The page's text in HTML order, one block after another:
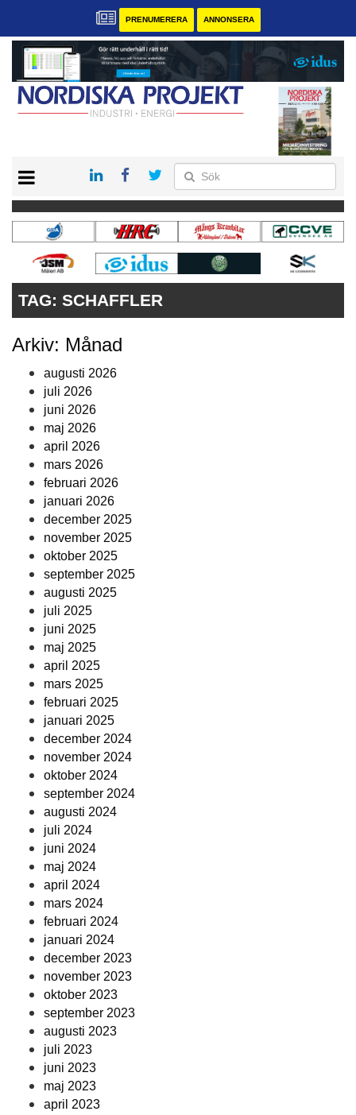
PRENUMERERA ANNONSERA
KONTAKT
VÅRA ANDRA MAGASIN
PRENUMERERA
ANNONSERA
TAG: SCHAFFLER
Arkiv: Månad
augusti 2026
juli 2026
juni 2026
maj 2026
april 2026
mars 2026
februari 2026
januari 2026
december 2025
november 2025
oktober 2025
september 2025
augusti 2025
juli 2025
juni 2025
maj 2025
april 2025
mars 2025
februari 2025
januari 2025
december 2024
november 2024
oktober 2024
september 2024
augusti 2024
juli 2024
juni 2024
maj 2024
april 2024
mars 2024
februari 2024
januari 2024
december 2023
november 2023
oktober 2023
september 2023
augusti 2023
juli 2023
juni 2023
maj 2023
april 2023